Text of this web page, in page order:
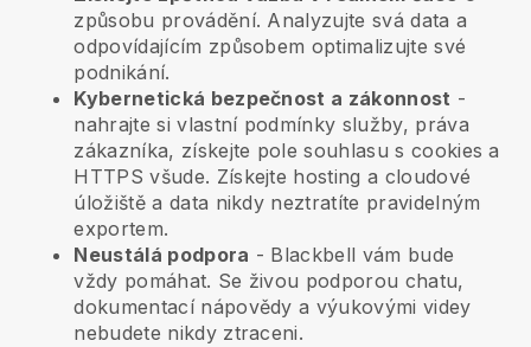
způsobu provádění. Analyzujte svá data a
odpovídajícím způsobem optimalizujte své
podnikání.
Kybernetická bezpečnost a zákonnost -
nahrajte si vlastní podmínky služby, práva
zákazníka, získejte pole souhlasu s cookies a
HTTPS všude. Získejte hosting a cloudové
úložiště a data nikdy neztratíte pravidelným
exportem.
Neustálá podpora - Blackbell vám bude
vždy pomáhat. Se živou podporou chatu,
dokumentací nápovědy a výukovými videy
nebudete nikdy ztraceni.